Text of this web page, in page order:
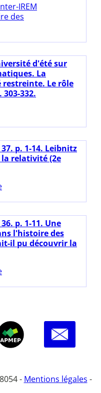
IREM
des
d'été sur
La
restreinte. Le rôle
332.
p. 1-14. Leibnitz
relativité (2e
p. 1-11. Une
l'histoire des
il pu découvrir la
- Mentions légales -